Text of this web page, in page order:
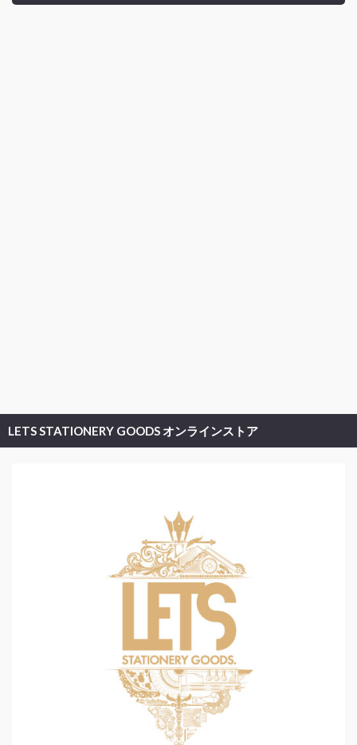
LETS STATIONERY GOODS オンラインストア